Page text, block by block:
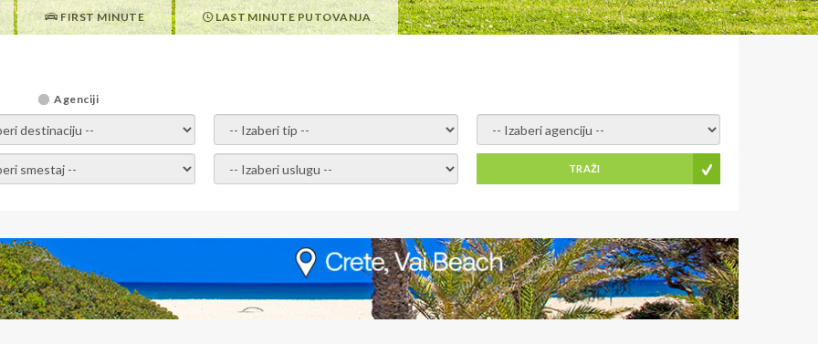
FIRST MINUTE LAST MINUTE PUTOVANJA
Agenciji
destinaciju - - izaberi tip - - izaberi agenciju -
smestaj - - Izaberite uslugu - TRAŽI